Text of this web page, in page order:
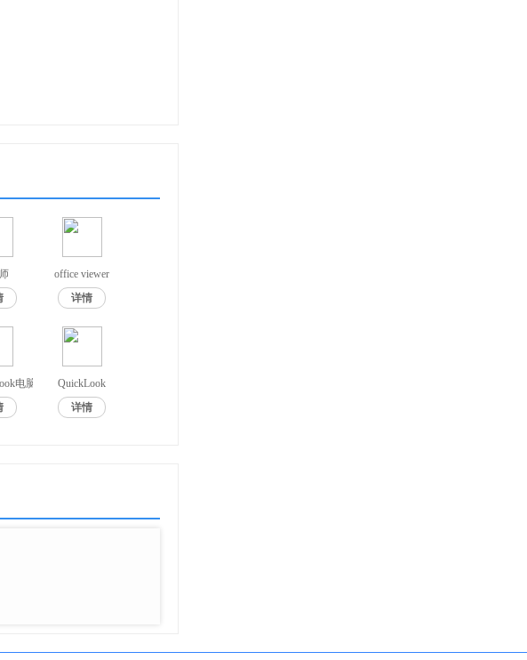
office viewer
详情
电脑管家 QuickLook
详情